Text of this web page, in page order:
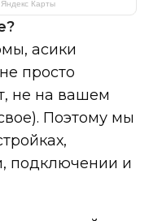
Карты
асики
просто
не на вашем
Поэтому мы
подключении и